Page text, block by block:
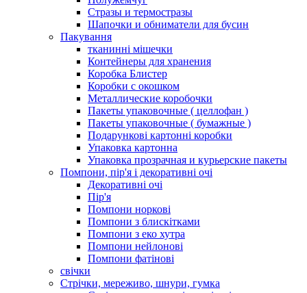
Стразы и термостразы
Шапочки и обниматели для бусин
Пакування
тканинні мішечки
Контейнеры для хранения
Коробка Блистер
Коробки с окошком
Металлические коробочки
Пакеты упаковочные ( целлофан )
Пакеты упаковочные ( бумажные )
Подарункові картонні коробки
Упаковка картонна
Упаковка прозрачная и курьерские пакеты
Помпони, пір'я і декоративні очі
Декоративні очі
Пір'я
Помпони норкові
Помпони з блискітками
Помпони з еко хутра
Помпони нейлонові
Помпони фатінові
свічки
Стрічки, мереживо, шнури, гумка